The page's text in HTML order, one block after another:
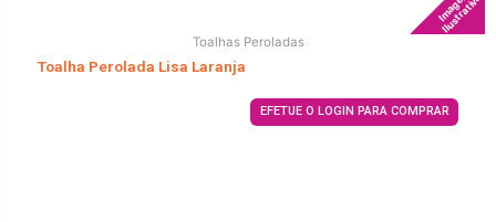
Ilustrativa
Toalhas Peroladas
Toalha Perolada Lisa Laranja
EFETUE O LOGIN PARA COMPRAR